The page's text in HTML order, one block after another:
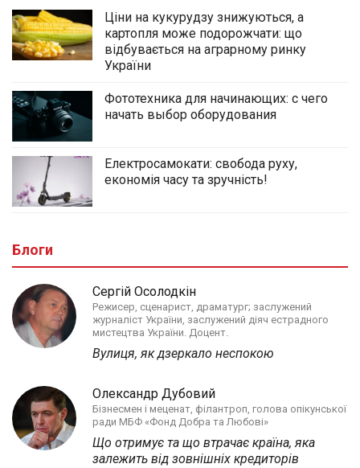
Ціни на кукурудзу знижуються, а
картопля може подорожчати: що
відбувається на аграрному ринку
України
Фототехника для начинающих: с чего
начать выбор оборудования
Електросамокати: свобода руху,
економія часу та зручність!
Блоги
Сергій Осолодкін
Режисер, сценарист, драматург; заслужений
журналіст України, заслужений діяч естрадного
мистецтва України. Доцент.
Вулиця, як дзеркало неспокою
Олександр Дубовий
Бізнесмен і меценат, філантроп, голова опікунської
ради МБФ «Фонд Добра та Любові»
Що отримує та що втрачає країна, яка
залежить від зовнішніх кредиторів